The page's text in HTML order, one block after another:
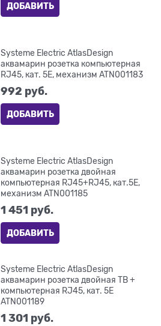
ДОБАВИТЬ
Systeme Electric AtlasDesign
аквамарин розетка компьютерная
RJ45, кат. 5Е, механизм ATN001183
992 руб.
ДОБАВИТЬ
Systeme Electric AtlasDesign
аквамарин розетка двойная
компьютерная RJ45+RJ45, кат.5E,
механизм ATN001185
1 451 руб.
ДОБАВИТЬ
Systeme Electric AtlasDesign
аквамарин розетка двойная ТВ +
компьютерная RJ45, кат. 5Е
ATN001189
1 301 руб.